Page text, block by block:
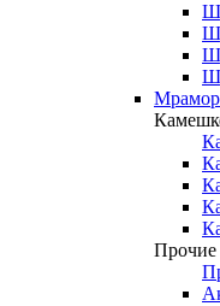
Прочие